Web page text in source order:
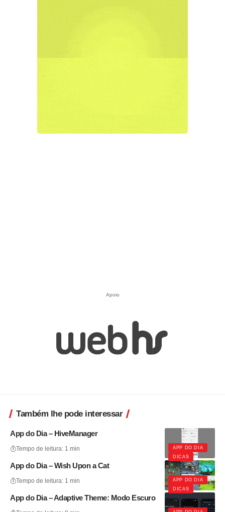
Apoio
Também lhe pode interessar
APP DO DIA
DICAS
App do Dia – HiveManager
Tempo de leitura: 1 min
APP DO DIA
DICAS
App do Dia – Wish Upon a Cat
Tempo de leitura: 1 min
App do Dia – Adaptive Theme: Modo Escuro